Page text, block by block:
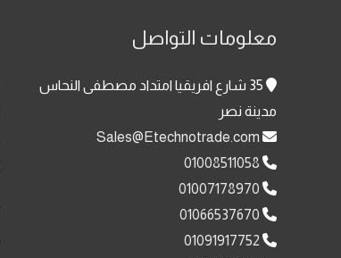
معلومات التواصل
35 شارع افريقيا امتداد مصطفى النحاس
مدينة نصر
01008511058
01007178970
01066537670
01091917752